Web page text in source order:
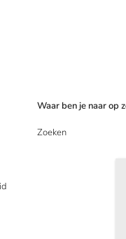
Waar ben je naar op
Zoeken